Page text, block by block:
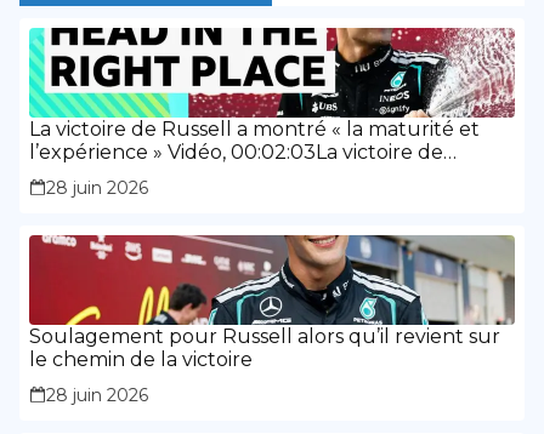
La victoire de Russell a montré « la maturité et
l’expérience » Vidéo, 00:02:03La victoire de
Russell a montré « la maturité et l’expérience »
28 juin 2026
Soulagement pour Russell alors qu’il revient sur
le chemin de la victoire
28 juin 2026